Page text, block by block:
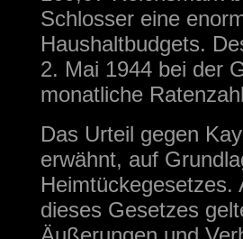
Schlosser eine
Haushaltbudgets.
2. Mai 1944 bei der
monatliche
Das Urteil gegen
erwähnt, auf
Heimtückegesetzes.
dieses Gesetzes